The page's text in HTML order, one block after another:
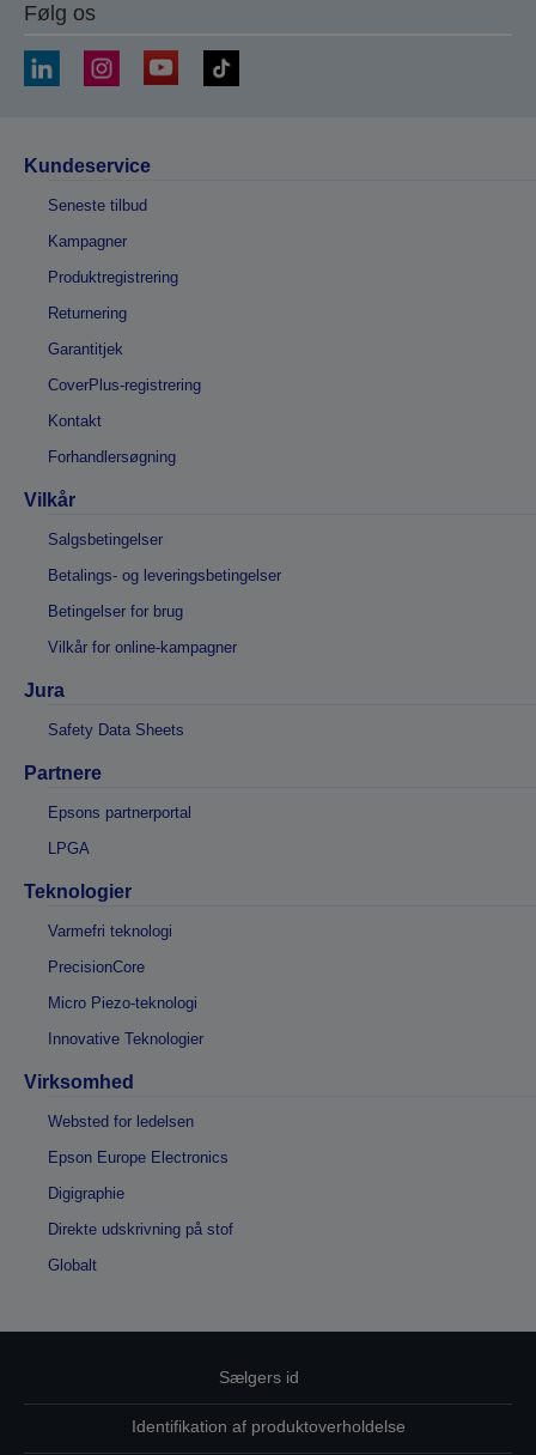
Følg os
Kundeservice
Seneste tilbud
Kampagner
Produktregistrering
Returnering
Garantitjek
CoverPlus-registrering
Kontakt
Forhandlersøgning
Vilkår
Salgsbetingelser
Betalings- og leveringsbetingelser
Betingelser for brug
Vilkår for online-kampagner
Jura
Safety Data Sheets
Partnere
Epsons partnerportal
LPGA
Teknologier
Varmefri teknologi
PrecisionCore
Micro Piezo-teknologi
Innovative Teknologier
Virksomhed
Websted for ledelsen
Epson Europe Electronics
Digigraphie
Direkte udskrivning på stof
Globalt
Sælgers id
Identifikation af produktoverholdelse